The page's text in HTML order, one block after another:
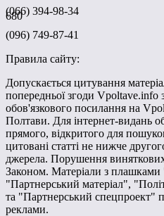
680
(066) 394-98-34
(096) 749-87-41
Правила сайту:
Допускається цитування
попередньої згоди Vpoltave.info
обов'язкового посилання на
Полтави. Для інтернет-видань
прямого, відкритого для
цитовані статті не нижче
джерела. Порушення виняткових
Законом. Матеріали з
"Партнерський матеріал",
та "Партнерський спецпроект"
реклами.